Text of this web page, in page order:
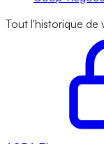
Tout l'historique de